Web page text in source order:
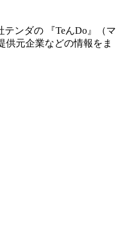
テンダの 『TeんDo 』（マ
供元企業などの情報をま